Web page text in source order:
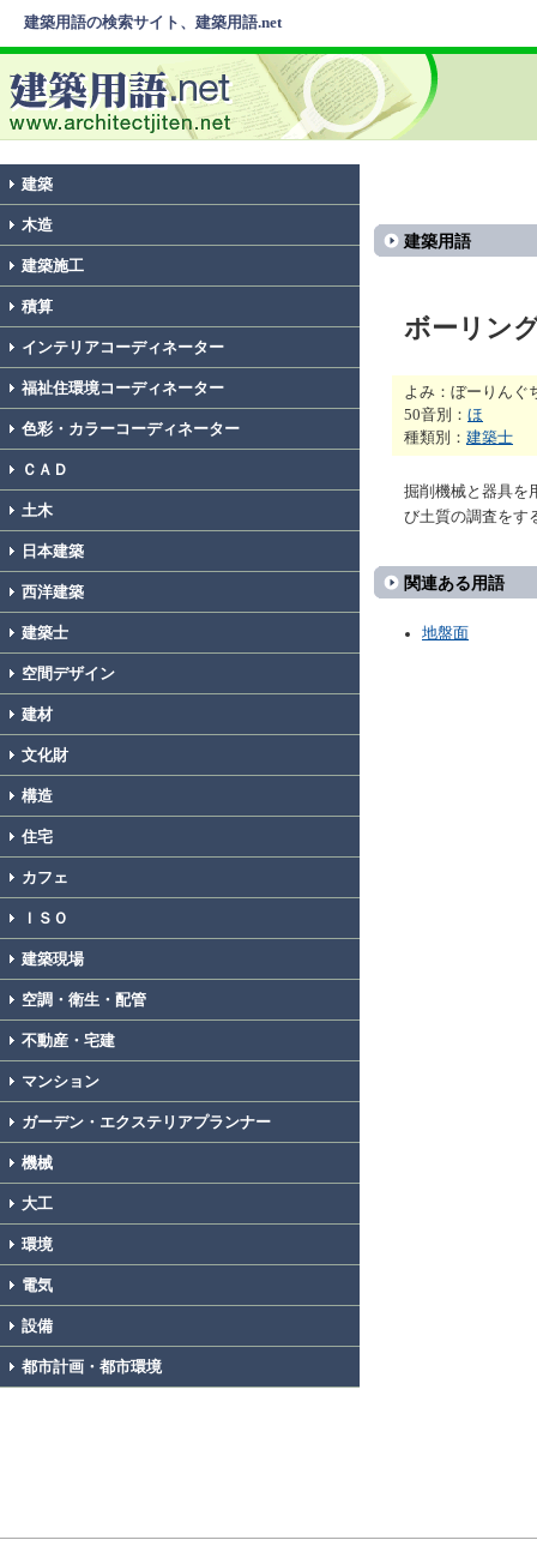
建築用語の検索サイト、建築用語.net
建築
木造
建築施工
積算
インテリアコーディネーター
福祉住環境コーディネーター
色彩・カラーコーディネーター
ＣＡＤ
土木
日本建築
西洋建築
建築士
空間デザイン
建材
文化財
構造
住宅
カフェ
ＩＳＯ
建築現場
空調・衛生・配管
不動産・宅建
マンション
ガーデン・エクステリアプランナー
機械
大工
環境
電気
設備
都市計画・都市環境
建築用語
ボーリン
よみ：ぼーりんぐ
50音別： ほ
種類別： 建築士
掘削機械と器具を
び土質の調査をす
関連ある用語
地盤面